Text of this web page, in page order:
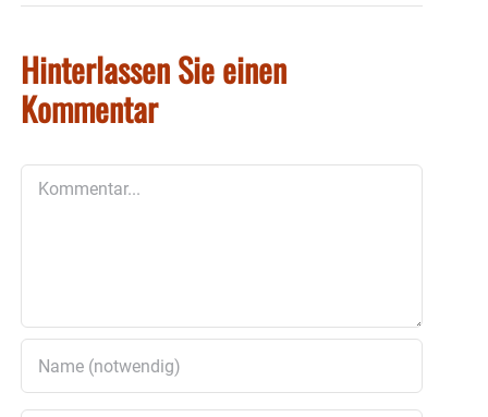
Hinterlassen Sie einen
Kommentar